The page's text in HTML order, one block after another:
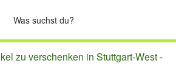
zu verschenken in Stuttgart-West -